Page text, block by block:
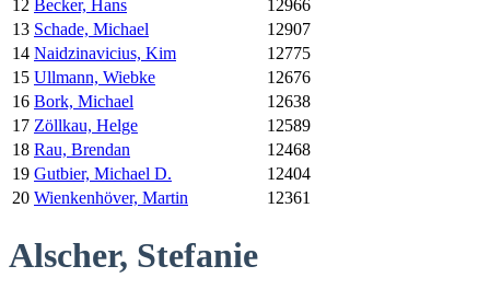
12 Becker, Hans
12966
13 Schade, Michael
12907
14 Naidzinavicius, Kim
12775
15 Ullmann, Wiebke
12676
16 Bork, Michael
12638
17 Zöllkau, Helge
12589
18 Rau, Brendan
12468
19 Gutbier, Michael D.
12404
20 Wienkenhöver, Martin 12361
Alscher, Stefanie